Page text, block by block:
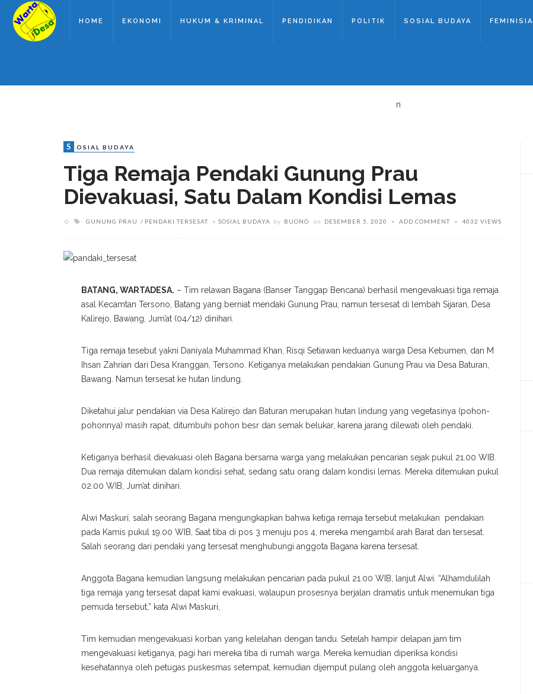
HOME EKONOMI HUKUM & KRIMINAL PENDIDIKAN POLITIK SOSIAL BUDAYA FEMINISIA
n
S OSIAL BUDAYA
Tiga Remaja Pendaki Gunung Prau
Dievakuasi, Satu Dalam Kondisi Lemas
GUNUNG PRAU PENDAKI TERSESAT SOSIAL BUDAYA by BUONO on DESEMBER 5, 2020 ADD COMMENT 4032 VIEWS
BATANG, WARTADESA. – Tim relawan Bagana (Banser Tanggap Bencana) berhasil mengevakuasi tiga remaja
asal Kecamtan Tersono, Batang yang berniat mendaki Gunung Prau, namun tersesat di lembah Sijaran, Desa
Kalirejo, Bawang, Jum’at (04/12) dinihari.
Tiga remaja tesebut yakni Daniyala Muhammad Khan, Risqi Setiawan keduanya warga Desa Kebumen, dan M
Ihsan Zahrian dari Desa Kranggan, Tersono. Ketiganya melakukan pendakian Gunung Prau via Desa Baturan,
Bawang. Namun tersesat ke hutan lindung.
Diketahui jalur pendakian via Desa Kalirejo dan Baturan merupakan hutan lindung yang vegetasinya (pohon-
pohonnya) masih rapat, ditumbuhi pohon besr dan semak belukar, karena jarang dilewati oleh pendaki.
Ketiganya berhasil dievakuasi oleh Bagana bersama warga yang melakukan pencarian sejak pukul 21.00 WIB.
Dua remaja ditemukan dalam kondisi sehat, sedang satu orang dalam kondisi lemas. Mereka ditemukan pukul
02.00 WIB, Jum’at dinihari.
Alwi Maskuri, salah seorang Bagana mengungkapkan bahwa ketiga remaja tersebut melakukan pendakian
pada Kamis pukul 19.00 WIB, Saat tiba di pos 3 menuju pos 4, mereka mengambil arah Barat dan tersesat.
Salah seorang dari pendaki yang tersesat menghubungi anggota Bagana karena tersesat.
Anggota Bagana kemudian langsung melakukan pencarian pada pukul 21.00 WIB, lanjut Alwi. “Alhamdulilah
tiga remaja yang tersesat dapat kami evakuasi, walaupun prosesnya berjalan dramatis untuk menemukan tiga
pemuda tersebut,” kata Alwi Maskuri,
Tim kemudian mengevakuasi korban yang kelelahan dengan tandu. Setelah hampir delapan jam tim
mengevakuasi ketiganya, pagi hari mereka tiba di rumah warga. Mereka kemudian diperiksa kondisi
kesehatannya oleh petugas puskesmas setempat, kemudian dijemput pulang oleh anggota keluarganya.